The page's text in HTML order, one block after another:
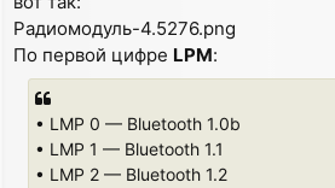
Радиомодуль-4.5276.png
По первой цифре LPM:
• LMP 0 — Bluetooth 1.0b
• LMP 1 — Bluetooth 1.1
• LMP 2 — Bluetooth 1.2